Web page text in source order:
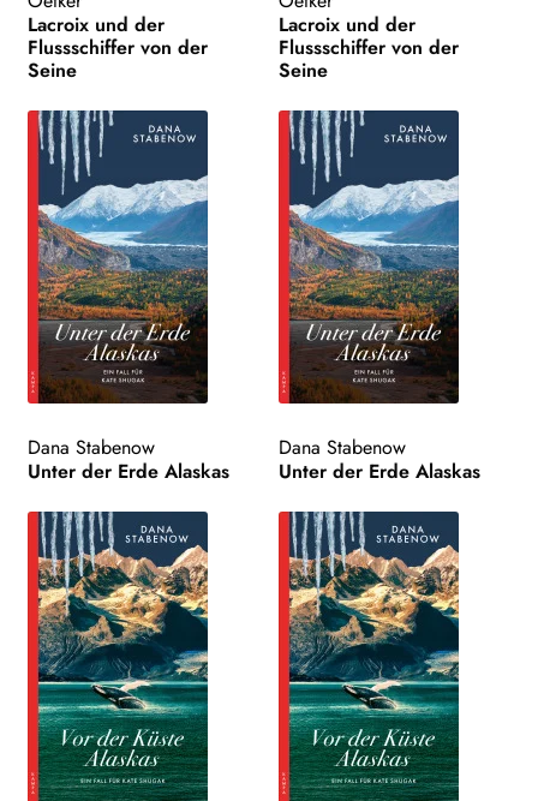
Lacroix und der
Flussschiffer von der
Seine
Lacroix und der
Flussschiffer von der
Seine
Dana Stabenow
Unter der Erde Alaskas
Dana Stabenow
Unter der Erde Alaskas